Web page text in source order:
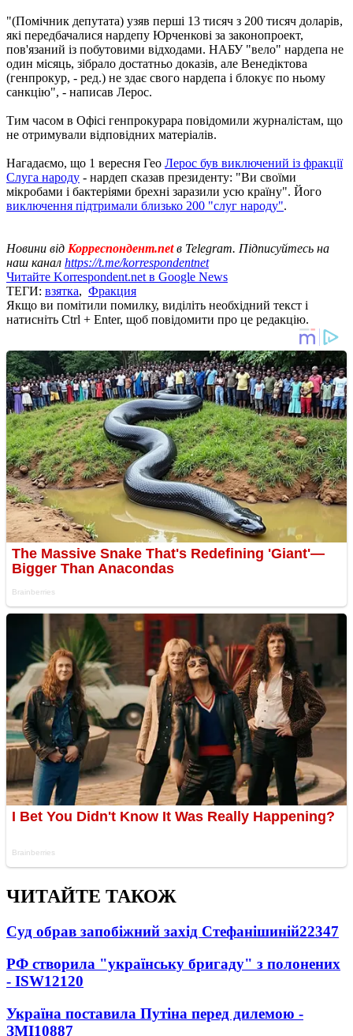
"(Помічник депутата) узяв перші 13 тисяч з 200 тисяч доларів,
які передбачалися нардепу Юрченкові за законопроект,
пов'язаний із побутовими відходами. НАБУ "вело" нардепа не
один місяць, зібрало достатньо доказів, але Венедіктова
(генпрокур, - ред.) не здає свого нардепа і блокує по ньому
санкцію", - написав Лерос.
Тим часом в Офісі генпрокурара повідомили журналістам, що
не отримували відповідних матеріалів.
Нагадаємо, що 1 вересня Гео Лерос був виключений із фракції
Слуга народу - нардеп сказав президенту: "Ви своїми
мікробами і бактеріями брехні заразили усю країну". Його
виключення підтримали близько 200 "слуг народу".
Новини від Корреспондент.netв Telegram. Підписуйтесь на
наш канал https://t.me/korrespondentnet
Читайте Korrespondent.net в Google News
ТЕГИ: взятка, Фракция
Якщо ви помітили помилку, виділіть необхідний текст і
натисніть Ctrl + Enter, щоб повідомити про це редакцію.
ЧИТАЙТЕ ТАКОЖ
Суд обрав запобіжний захід Стефанішиній22347
РФ створила "українську бригаду" з полонених
- ISW12120
Україна поставила Путіна перед дилемою -
ЗМІ10887